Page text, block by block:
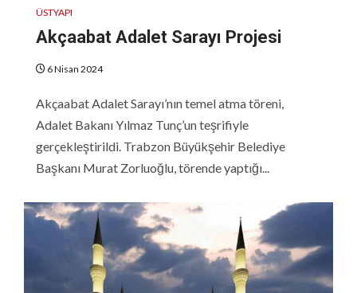
ÜSTYAPI
Akçaabat Adalet Sarayı Projesi
6 Nisan 2024
Akçaabat Adalet Sarayı’nın temel atma töreni,
Adalet Bakanı Yılmaz Tunç’un teşrifiyle
gerçekleştirildi. Trabzon Büyükşehir Belediye
Başkanı Murat Zorluoğlu, törende yaptığı...